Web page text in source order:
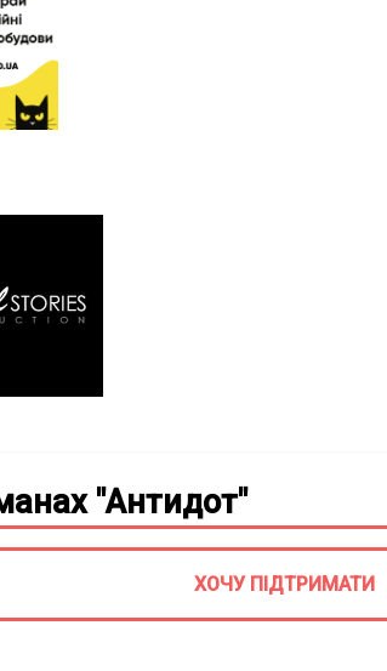
"Антидот"
ХОЧУ ПІДТРИМАТИ